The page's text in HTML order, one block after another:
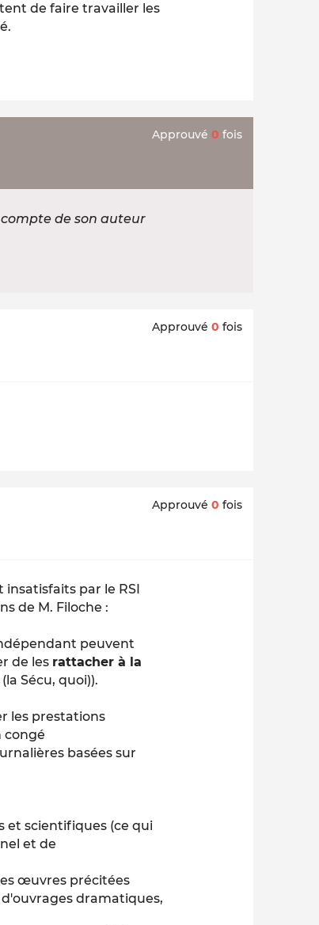
de faire travailler les
Approuvé 0 fois
de son auteur
Approuvé 0 fois
Approuvé 0 fois
par le RSI
de M. Filoche :
peuvent
de les rattacher à la
Sécu, quoi)).
les prestations
congé
basées sur
et scientifiques (ce qui
et de
œuvres précitées
dramatiques,